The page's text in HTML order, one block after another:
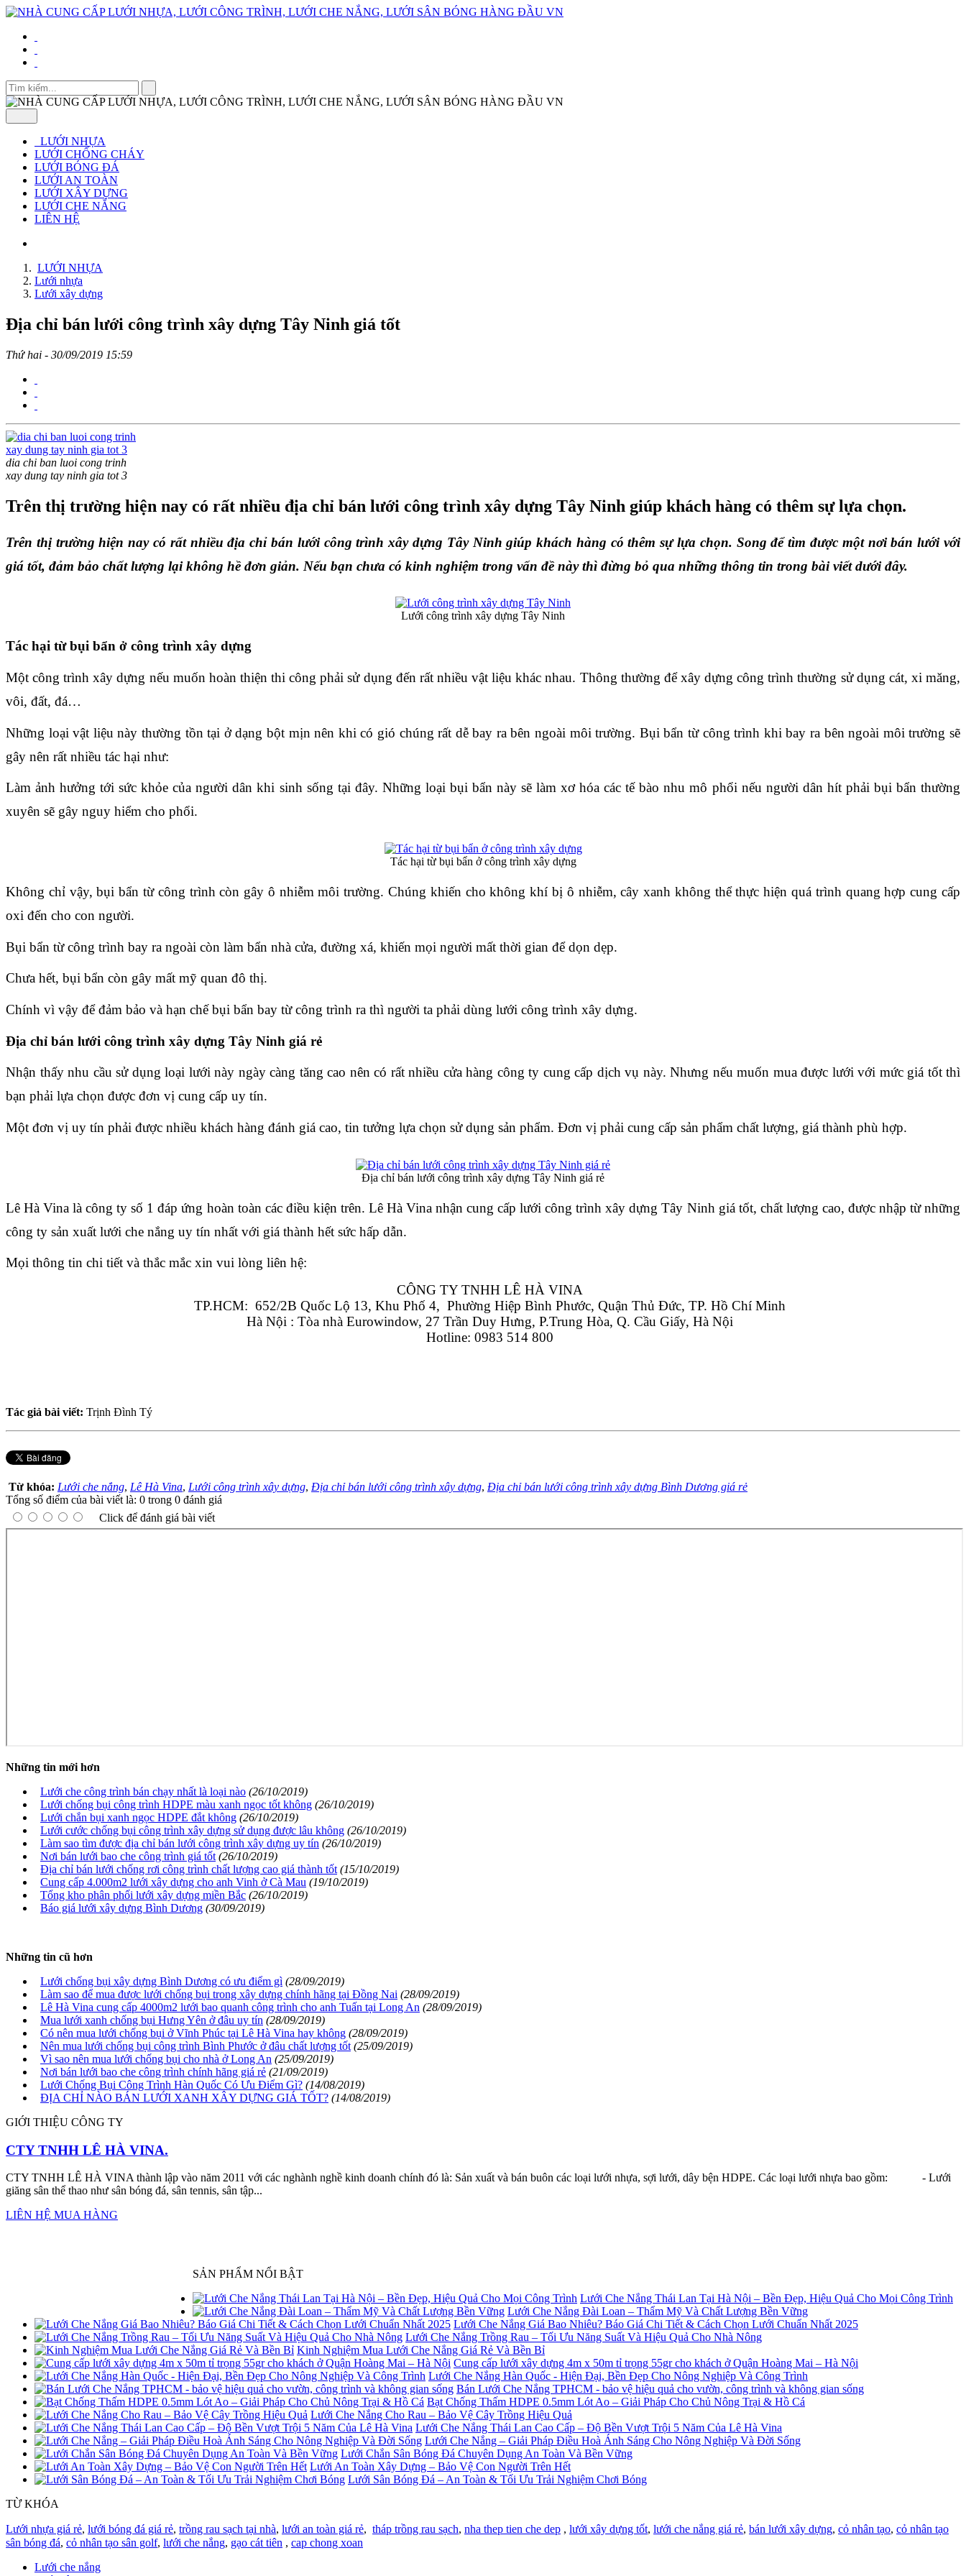
LƯỚI NHỰA
LƯỚI CHỐNG CHÁY
LƯỚI BÓNG ĐÁ
LƯỚI AN TOÀN
LƯỚI XÂY DỰNG
LƯỚI CHE NẮNG
LIÊN HỆ
LƯỚI NHỰA
Lưới nhựa
Lưới xây dựng
Địa chỉ bán lưới công trình xây dựng Tây Ninh giá tốt
Thứ hai - 30/09/2019 15:59
dia chi ban luoi cong trinh
xay dung tay ninh gia tot 3
Trên thị trường hiện nay có rất nhiều địa chỉ bán lưới công trình xây dựng Tây Ninh giúp khách hàng có thêm sự lựa chọn.
Trên thị trường hiện nay có rất nhiều địa chỉ bán lưới công trình xây dựng Tây Ninh giúp khách hàng có thêm sự lựa chọn. Song để tìm được một nơi bán lưới với
giá tốt, đảm bảo chất lượng lại không hề đơn giản. Nếu bạn chưa có kinh nghiệm trong vấn đề này thì đừng bỏ qua những thông tin trong bài viết dưới đây.
Lưới công trình xây dựng Tây Ninh
Tác hại từ bụi bẩn ở công trình xây dựng
Một công trình xây dựng nếu muốn hoàn thiện thi công phải sử dụng đến rất nhiều vật liệu khác nhau. Thông thường để xây dựng công trình thường sử dụng cát, xi măng,
vôi, đất, đá…
Những loại vật liệu này thường tồn tại ở dạng bột mịn nên khi có gió chúng rất dễ bay ra bên ngoài môi trường. Bụi bẩn từ công trình khi bay ra bên ngoài môi trường sẽ
gây nên rất nhiều tác hại như:
Làm ảnh hưởng tới sức khỏe của người dân khi sinh sống tại đây. Những loại bụi bẩn này sẽ làm xơ hóa các tế bào nhu mô phổi nếu người dân hít phải bụi bẩn thường
xuyên sẽ gây nguy hiểm cho phổi.
Tác hại từ bụi bẩn ở công trình xây dựng
Không chỉ vậy, bụi bẩn từ công trình còn gây ô nhiễm môi trường. Chúng khiến cho không khí bị ô nhiễm, cây xanh không thể thực hiện quá trình quang hợp cung cấp
oxi đến cho con người.
Bụi bẩn từ công trình bay ra ngoài còn làm bẩn nhà cửa, đường xá, khiến mọi người mất thời gian để dọn dẹp.
Chưa hết, bụi bẩn còn gây mất mỹ quan đô thị.
Chính vì vậy để đảm bảo và hạn chế bụi bẩn bay từ công trình ra thì người ta phải dùng lưới công trình xây dựng.
Địa chỉ bán lưới công trình xây dựng Tây Ninh giá rẻ
Nhận thấy nhu cầu sử dụng loại lưới này ngày càng tăng cao nên có rất nhiều cửa hàng công ty cung cấp dịch vụ này. Nhưng nếu muốn mua được lưới với mức giá tốt thì
bạn phải lựa chọn được đơn vị cung cấp uy tín.
Một đơn vị uy tín phải được nhiều khách hàng đánh giá cao, tin tưởng lựa chọn sử dụng sản phẩm. Đơn vị phải cung cấp sản phẩm chất lượng, giá thành phù hợp.
Địa chỉ bán lưới công trình xây dựng Tây Ninh giá rẻ
Lê Hà Vina là công ty số 1 đáp ứng hoàn toàn các điều kiện trên. Lê Hà Vina nhận cung cấp lưới công trình xây dựng Tây Ninh giá tốt, chất lượng cao, được nhập từ những
công ty sản xuất lưới che nắng uy tín nhất với giá thành hết sức hấp dẫn.
Mọi thông tin chi tiết và thắc mắc xin vui lòng liên hệ:
CÔNG TY TNHH LÊ HÀ VINA
TP.HCM:  652/2B Quốc Lộ 13, Khu Phố 4,  Phường Hiệp Bình Phước, Quận Thủ Đức, TP. Hồ Chí Minh
Hà Nội : Tòa nhà Eurowindow, 27 Trần Duy Hưng, P.Trung Hòa, Q. Cầu Giấy, Hà Nội
Hotline: 0983 514 800
Tác giả bài viết: Trịnh Đình Tý
Từ khóa: Lưới che nắng, Lê Hà Vina, Lưới công trình xây dựng, Địa chỉ bán lưới công trình xây dựng, Địa chỉ bán lưới công trình xây dựng Bình Dương giá rẻ
Tổng số điểm của bài viết là: 0 trong 0 đánh giá
Click để đánh giá bài viết
Những tin mới hơn
Lưới che công trình bán chạy nhất là loại nào (26/10/2019)
Lưới chống bụi công trình HDPE màu xanh ngọc tốt không (26/10/2019)
Lưới chắn bụi xanh ngọc HDPE đắt không (26/10/2019)
Lưới cước chống bụi công trình xây dựng sử dụng được lâu không (26/10/2019)
Làm sao tìm được địa chỉ bán lưới công trình xây dựng uy tín (26/10/2019)
Nơi bán lưới bao che công trình giá tốt (26/10/2019)
Địa chỉ bán lưới chống rơi công trình chất lượng cao giá thành tốt (15/10/2019)
Cung cấp 4.000m2 lưới xây dựng cho anh Vinh ở Cà Mau (19/10/2019)
Tổng kho phân phối lưới xây dựng miền Bắc (26/10/2019)
Báo giá lưới xây dựng Bình Dương (30/09/2019)
Những tin cũ hơn
Lưới chống bụi xây dựng Bình Dương có ưu điểm gì (28/09/2019)
Làm sao để mua được lưới chống bụi trong xây dựng chính hãng tại Đồng Nai (28/09/2019)
Lê Hà Vina cung cấp 4000m2 lưới bao quanh công trình cho anh Tuấn tại Long An (28/09/2019)
Mua lưới xanh chống bụi Hưng Yên ở đâu uy tín (28/09/2019)
Có nên mua lưới chống bụi ở Vĩnh Phúc tại Lê Hà Vina hay không (28/09/2019)
Nên mua lưới chống bụi công trình Bình Phước ở đâu chất lượng tốt (25/09/2019)
Vì sao nên mua lưới chống bụi cho nhà ở Long An (25/09/2019)
Nơi bán lưới bao che công trình chính hãng giá rẻ (21/09/2019)
Lưới Chống Bụi Công Trình Hàn Quốc Có Ưu Điểm Gì? (14/08/2019)
ĐỊA CHỈ NÀO BÁN LƯỚI XANH XÂY DỰNG GIÁ TỐT? (14/08/2019)
GIỚI THIỆU CÔNG TY
CTY TNHH LÊ HÀ VINA.
CTY TNHH LÊ HÀ VINA thành lập vào năm 2011 với các nghành nghề kinh doanh chính đó là: Sản xuất và bán buôn các loại lưới nhựa, sợi lưới, dây bện HDPE. Các loại lưới nhựa bao gồm: - Lưới
giăng sân thể thao như sân bóng đá, sân tennis, sân tập...
LIÊN HỆ MUA HÀNG
SẢN PHẨM NỔI BẬT
Lưới Che Nắng Thái Lan Tại Hà Nội – Bền Đẹp, Hiệu Quả Cho Mọi Công Trình
Lưới Che Nắng Đài Loan – Thẩm Mỹ Và Chất Lượng Bền Vững
Lưới Che Nắng Giá Bao Nhiêu? Báo Giá Chi Tiết & Cách Chọn Lưới Chuẩn Nhất 2025
Lưới Che Nắng Trồng Rau – Tối Ưu Năng Suất Và Hiệu Quả Cho Nhà Nông
Kinh Nghiệm Mua Lưới Che Nắng Giá Rẻ Và Bền Bỉ
Cung cấp lưới xây dựng 4m x 50m tỉ trọng 55gr cho khách ở Quận Hoàng Mai – Hà Nội
Lưới Che Nắng Hàn Quốc - Hiện Đại, Bền Đẹp Cho Nông Nghiệp Và Công Trình
Bán Lưới Che Nắng TPHCM - bảo vệ hiệu quả cho vườn, công trình và không gian sống
Bạt Chống Thấm HDPE 0.5mm Lót Ao – Giải Pháp Cho Chủ Nông Trại & Hồ Cá
Lưới Che Nắng Cho Rau – Bảo Vệ Cây Trồng Hiệu Quả
Lưới Che Nắng Thái Lan Cao Cấp – Độ Bền Vượt Trội 5 Năm Của Lê Hà Vina
Lưới Che Nắng – Giải Pháp Điều Hoà Ánh Sáng Cho Nông Nghiệp Và Đời Sống
Lưới Chắn Sân Bóng Đá Chuyên Dụng An Toàn Và Bền Vững
Lưới An Toàn Xây Dựng – Bảo Vệ Con Người Trên Hết
Lưới Sân Bóng Đá – An Toàn & Tối Ưu Trải Nghiệm Chơi Bóng
TỪ KHÓA
Lưới nhựa giá rẻ, lưới bóng đá giá rẻ, trồng rau sạch tại nhà, lưới an toàn giá rẻ, tháp trồng rau sạch, nha thep tien che dep , lưới xây dựng tốt, lưới che nắng giá rẻ, bán lưới xây dựng, cỏ nhân tạo, cỏ nhân tạo
sân bóng đá, cỏ nhân tạo sân golf, lưới che nắng, gạo cát tiên , cap chong xoan
Lưới che nắng